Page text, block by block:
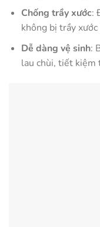
Chống trầy xước:
không bị trầy
Dễ dàng vệ sinh:
lau chùi, tiết kiệm